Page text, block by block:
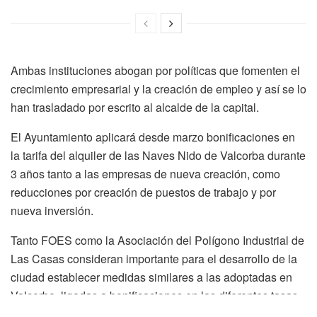
Ambas instituciones abogan por políticas que fomenten el
crecimiento empresarial y la creación de empleo y así se lo
han trasladado por escrito al alcalde de la capital.
El Ayuntamiento aplicará desde marzo bonificaciones en
la tarifa del alquiler de las Naves Nido de Valcorba durante
3 años tanto a las empresas de nueva creación, como
reducciones por creación de puestos de trabajo y por
nueva inversión.
Tanto FOES como la Asociación del Polígono Industrial de
Las Casas consideran importante para el desarrollo de la
ciudad establecer medidas similares a las adoptadas en
Valcorba, ligadas a bonificaciones en las diferentes tasas